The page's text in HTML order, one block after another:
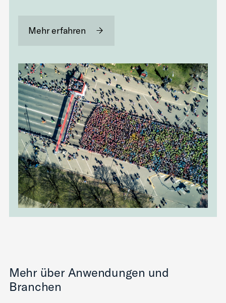
Mehr erfahren
Mehr über Anwendungen und
Branchen